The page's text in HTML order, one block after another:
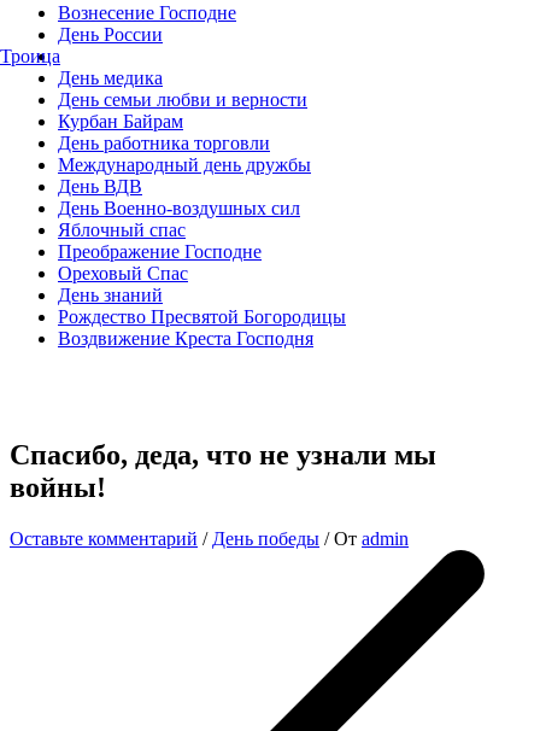
Вознесение Господне
День России
Троица
День медика
День семьи любви и верности
Курбан Байрам
День работника торговли
Международный день дружбы
День ВДВ
День Военно-воздушных сил
Яблочный спас
Преображение Господне
Ореховый Спас
День знаний
Рождество Пресвятой Богородицы
Воздвижение Креста Господня
Спасибо, деда, что не узнали мы
войны!
Оставьте комментарий / День победы / От admin